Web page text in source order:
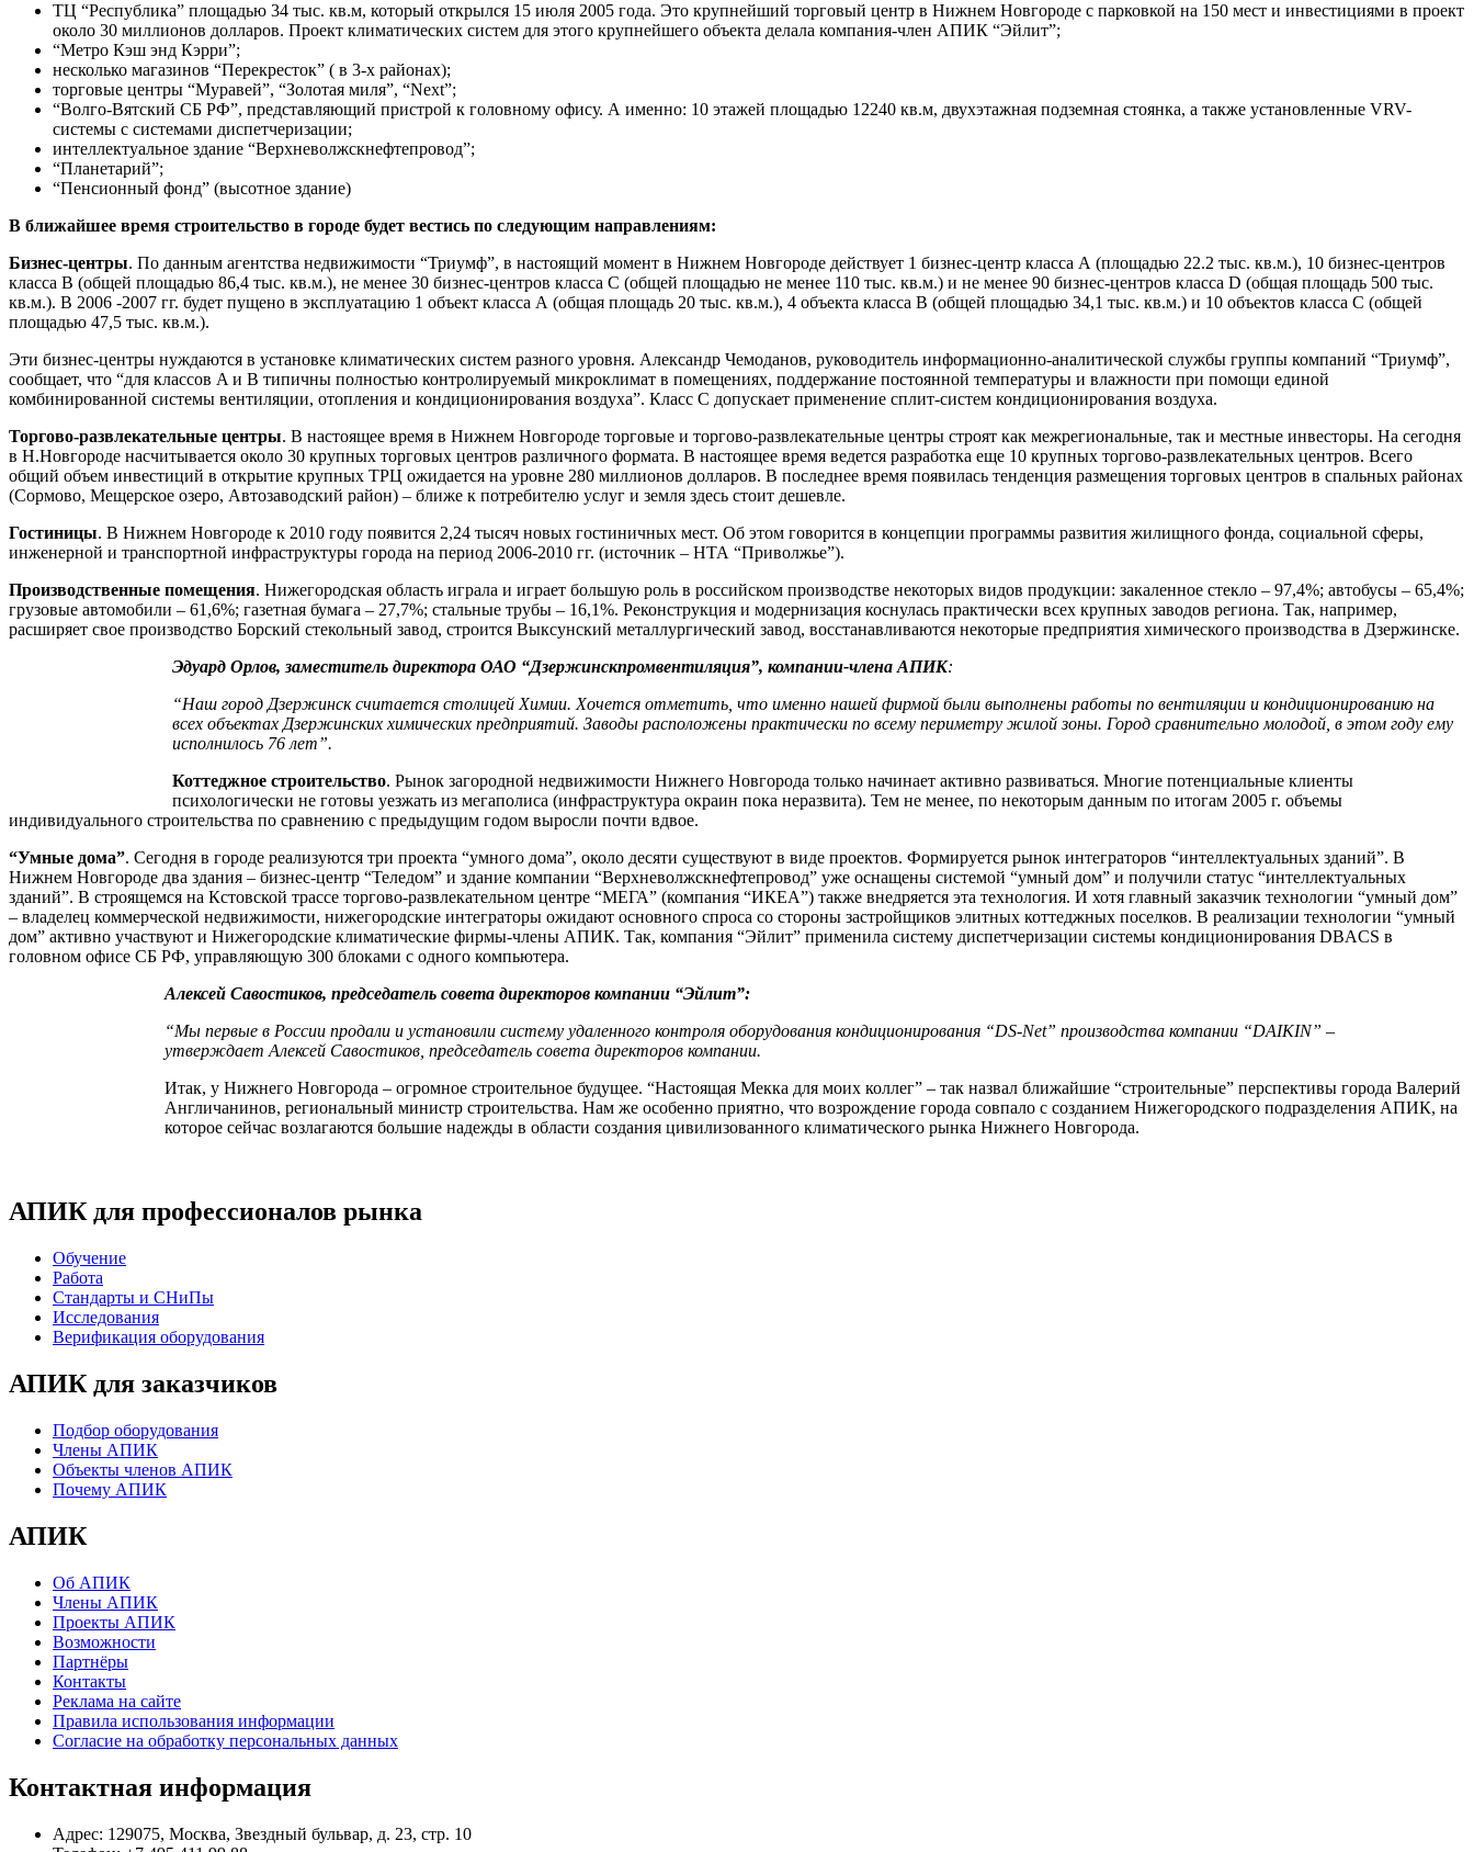
ТЦ “Республика” площадью 34 тыс. кв.м, который открылся 15 июля 2005 года. Это крупнейший торговый центр в Нижнем Новгороде с парковкой на 150 мест и инвестициями в проект
около 30 миллионов долларов. Проект климатических систем для этого крупнейшего объекта делала компания-член АПИК “Эйлит”;
“Метро Кэш энд Кэрри”;
несколько магазинов “Перекресток” ( в 3-х районах);
торговые центры “Муравей”, “Золотая миля”, “Next”;
“Волго-Вятский СБ РФ”, представляющий пристрой к головному офису. А именно: 10 этажей площадью 12240 кв.м, двухэтажная подземная стоянка, а также установленные VRV-
системы с системами диспетчеризации;
интеллектуальное здание “Верхневолжскнефтепровод”;
“Планетарий”;
“Пенсионный фонд” (высотное здание)
В ближайшее время строительство в городе будет вестись по следующим направлениям:
Бизнес-центры. По данным агентства недвижимости “Триумф”, в настоящий момент в Нижнем Новгороде действует 1 бизнес-центр класса А (площадью 22.2 тыс. кв.м.), 10 бизнес-центров
класса В (общей площадью 86,4 тыс. кв.м.), не менее 30 бизнес-центров класса С (общей площадью не менее 110 тыс. кв.м.) и не менее 90 бизнес-центров класса D (общая площадь 500 тыс.
кв.м.). В 2006 -2007 гг. будет пущено в эксплуатацию 1 объект класса А (общая площадь 20 тыс. кв.м.), 4 объекта класса В (общей площадью 34,1 тыс. кв.м.) и 10 объектов класса С (общей
площадью 47,5 тыс. кв.м.).
Эти бизнес-центры нуждаются в установке климатических систем разного уровня. Александр Чемоданов, руководитель информационно-аналитической службы группы компаний “Триумф”,
сообщает, что “для классов A и B типичны полностью контролируемый микроклимат в помещениях, поддержание постоянной температуры и влажности при помощи единой
комбинированной системы вентиляции, отопления и кондиционирования воздуха”. Класс C допускает применение сплит-систем кондиционирования воздуха.
Торгово-развлекательные центры. В настоящее время в Нижнем Новгороде торговые и торгово-развлекательные центры строят как межрегиональные, так и местные инвесторы. На сегодня
в Н.Новгороде насчитывается около 30 крупных торговых центров различного формата. В настоящее время ведется разработка еще 10 крупных торгово-развлекательных центров. Всего
общий объем инвестиций в открытие крупных ТРЦ ожидается на уровне 280 миллионов долларов. В последнее время появилась тенденция размещения торговых центров в спальных районах
(Сормово, Мещерское озеро, Автозаводский район) – ближе к потребителю услуг и земля здесь стоит дешевле.
Гостиницы. В Нижнем Новгороде к 2010 году появится 2,24 тысяч новых гостиничных мест. Об этом говорится в концепции программы развития жилищного фонда, социальной сферы,
инженерной и транспортной инфраструктуры города на период 2006-2010 гг. (источник – НТА “Приволжье”).
Производственные помещения. Нижегородская область играла и играет большую роль в российском производстве некоторых видов продукции: закаленное стекло – 97,4%; автобусы – 65,4%;
грузовые автомобили – 61,6%; газетная бумага – 27,7%; стальные трубы – 16,1%. Реконструкция и модернизация коснулась практически всех крупных заводов региона. Так, например,
расширяет свое производство Борский стекольный завод, строится Выксунский металлургический завод, восстанавливаются некоторые предприятия химического производства в Дзержинске.
Эдуард Орлов, заместитель директора ОАО “Дзержинскпромвентиляция”, компании-члена АПИК:
“Наш город Дзержинск считается столицей Химии. Хочется отметить, что именно нашей фирмой были выполнены работы по вентиляции и кондиционированию на
всех объектах Дзержинских химических предприятий. Заводы расположены практически по всему периметру жилой зоны. Город сравнительно молодой, в этом году ему
исполнилось 76 лет”.
Коттеджное строительство. Рынок загородной недвижимости Нижнего Новгорода только начинает активно развиваться. Многие потенциальные клиенты
психологически не готовы уезжать из мегаполиса (инфраструктура окраин пока неразвита). Тем не менее, по некоторым данным по итогам 2005 г. объемы
индивидуального строительства по сравнению с предыдущим годом выросли почти вдвое.
“Умные дома”. Сегодня в городе реализуются три проекта “умного дома”, около десяти существуют в виде проектов. Формируется рынок интеграторов “интеллектуальных зданий”. В
Нижнем Новгороде два здания – бизнес-центр “Теледом” и здание компании “Верхневолжскнефтепровод” уже оснащены системой “умный дом” и получили статус “интеллектуальных
зданий”. В строящемся на Кстовской трассе торгово-развлекательном центре “МЕГА” (компания “ИКЕА”) также внедряется эта технология. И хотя главный заказчик технологии “умный дом”
– владелец коммерческой недвижимости, нижегородские интеграторы ожидают основного спроса со стороны застройщиков элитных коттеджных поселков. В реализации технологии “умный
дом” активно участвуют и Нижегородские климатические фирмы-члены АПИК. Так, компания “Эйлит” применила систему диспетчеризации системы кондиционирования DBACS в
головном офисе СБ РФ, управляющую 300 блоками с одного компьютера.
Алексей Савостиков, председатель совета директоров компании “Эйлит”:
“Мы первые в России продали и установили систему удаленного контроля оборудования кондиционирования “DS-Net” производства компании “DAIKIN” –
утверждает Алексей Савостиков, председатель совета директоров компании.
Итак, у Нижнего Новгорода – огромное строительное будущее. “Настоящая Мекка для моих коллег” – так назвал ближайшие “строительные” перспективы города Валерий
Англичанинов, региональный министр строительства. Нам же особенно приятно, что возрождение города совпало с созданием Нижегородского подразделения АПИК, на
которое сейчас возлагаются большие надежды в области создания цивилизованного климатического рынка Нижнего Новгорода.
АПИК для профессионалов рынка
Обучение
Работа
Стандарты и СНиПы
Исследования
Верификация оборудования
АПИК для заказчиков
Подбор оборудования
Члены АПИК
Объекты членов АПИК
Почему АПИК
АПИК
Об АПИК
Члены АПИК
Проекты АПИК
Возможности
Партнёры
Контакты
Реклама на сайте
Правила использования информации
Согласие на обработку персональных данных
Контактная информация
Адрес: 129075, Москва, Звездный бульвар, д. 23, стр. 10